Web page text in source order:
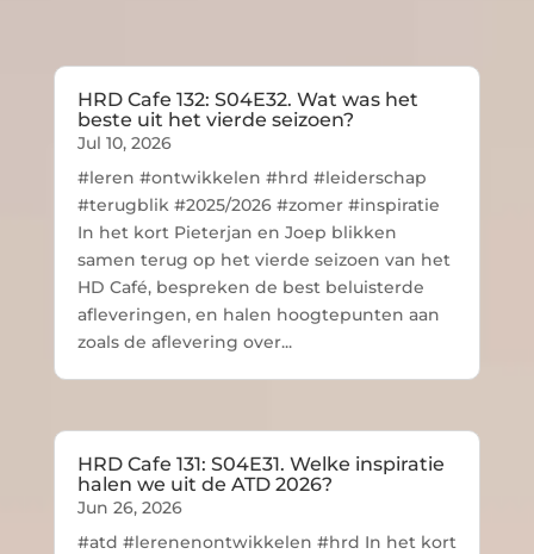
HRD Cafe 132: S04E32. Wat was het
beste uit het vierde seizoen?
Jul 10, 2026
#leren #ontwikkelen #hrd #leiderschap
#terugblik #2025/2026 #zomer #inspiratie
In het kort Pieterjan en Joep blikken
samen terug op het vierde seizoen van het
HD Café, bespreken de best beluisterde
afleveringen, en halen hoogtepunten aan
zoals de aflevering over...
HRD Cafe 131: S04E31. Welke inspiratie
halen we uit de ATD 2026?
Jun 26, 2026
#atd #lerenenontwikkelen #hrd In het kort